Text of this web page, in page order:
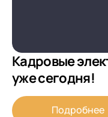
Кадровые
уже сегодня!
Подробнее